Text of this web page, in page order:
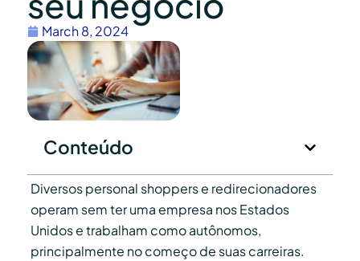
March 8, 2024
Conteúdo
Diversos personal shoppers e redirecionadores
operam sem ter uma empresa nos Estados
Unidos e trabalham como autônomos,
principalmente no começo de suas carreiras.